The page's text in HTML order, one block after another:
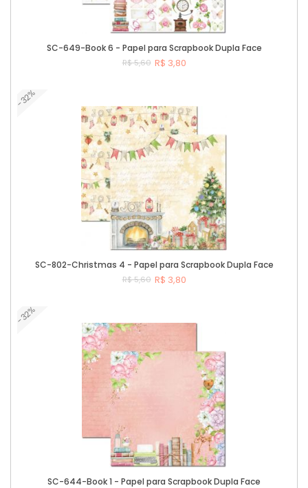
SC-649-Book 6 - Papel para Scrapbook Dupla Face
R$ 5,60 R$ 3,80
-32%
SC-802-Christmas 4 - Papel para Scrapbook Dupla Face
R$ 5,60 R$ 3,80
-32%
SC-644-Book 1 - Papel para Scrapbook Dupla Face